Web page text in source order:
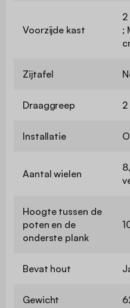
Voorzijde kast
2
;
Zijtafel
Draaggreep 2
Installatie
Aantal wielen
Hoogte tussen de
poten en de
onderste plank
Bevat hout
Gewicht